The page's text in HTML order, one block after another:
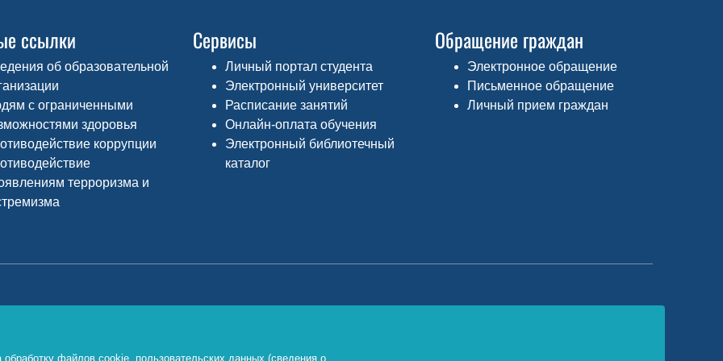
ссылки
об образовательной
с ограниченными
здоровья
коррупции
терроризма и
Сервисы
Личный портал студента
Электронный университет
Расписание занятий
Онлайн-оплата обучения
Электронный библиотечный
каталог
Обращение граждан
Электронное обращение
Письменное обращение
Личный прием граждан
файлов cookie, пользовательских данных (сведения о